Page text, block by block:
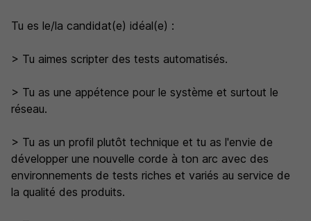
Tu es le/la candidat(e) idéal(e) :
> Tu aimes scripter des tests automatisés.
> Tu as une appétence pour le système et surtout le
réseau.
> Tu as un profil plutôt technique et tu as l'envie de
développer une nouvelle corde à ton arc avec des
environnements de tests riches et variés au service de
la qualité des produits.